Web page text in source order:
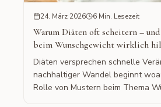
24. März 2026 6 Min. Lesezeit
Warum Diäten oft scheitern –
beim Wunschgewicht wirklich
Diäten versprechen schnelle
nachhaltiger Wandel beginnt
Rolle von Mustern beim Thema